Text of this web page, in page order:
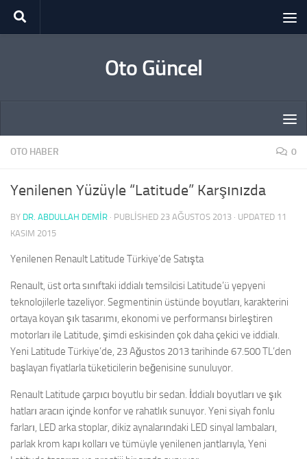
Skip to content
Oto Güncel
OTO HABER 0
Yenilenen Yüzüyle “Latitude” Karşınızda
BY DR. ABDULLAH DEMİR · PUBLISHED 23 AĞUSTOS 2013 · UPDATED 11
KASIM 2015
Yenilenen Renault Latitude Türkiye’de Satışta
Renault, üst orta sınıftaki iddialı temsilcisi Latitude’ü yepyeni
teknolojilerle tazeliyor. Segmentinin üstünde boyutları, karakterini
ortaya koyan şık tasarımı, ekonomi ve performansı birleştiren
motorları ile Latitude, şimdi eskisinden çok daha çekici ve iddialı.
Yeni Latitude Türkiye’de, 23 Ağustos 2013 tarihinde 67.500 TL’den
başlayan fiyatlarla tüketicilerin beğenisine sunuluyor.
Renault Latitude çarpıcı boyutlu bir sedan. İddialı boyutları ve şık
hatları aracın içinde konfor ve rahatlık sunuyor. Yeni siyah fonlu
farları, LED arka stoplar, dikiz aynalarındaki LED sinyal lambaları,
parlak krom kapı kolları ve tümüyle yenilenen jantlarıyla, Yeni